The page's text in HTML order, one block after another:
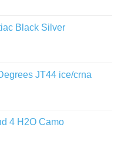
Black Silver
JT44 ice/crna
4 H2O Camo